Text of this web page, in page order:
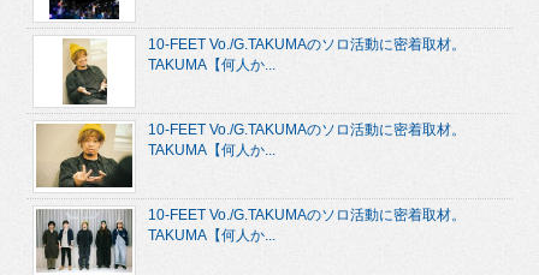
10-FEET Vo./G.TAKUMAのソロ活動に密着取材。
TAKUMA【何人か...
10-FEET Vo./G.TAKUMAのソロ活動に密着取材。
TAKUMA【何人か...
10-FEET Vo./G.TAKUMAのソロ活動に密着取材。
TAKUMA【何人か...